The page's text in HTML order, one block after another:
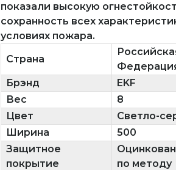
показали высокую
сохранность всех
условиях пожара.
Страна
Брэнд
EKF
Вес
8
Цвет
Светло-
Ширина
500
Защитное
покрытие
по методу